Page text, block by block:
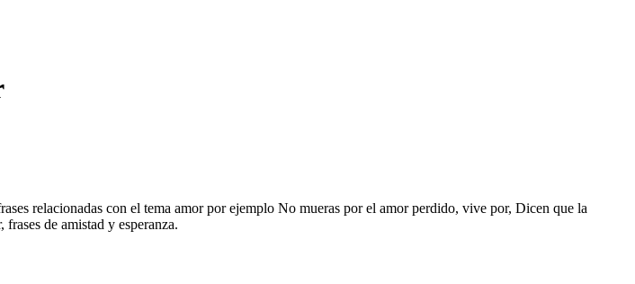
relacionadas con el tema amor por ejemplo No mueras por el amor perdido, vive por, Dicen que la
de amistad y esperanza.